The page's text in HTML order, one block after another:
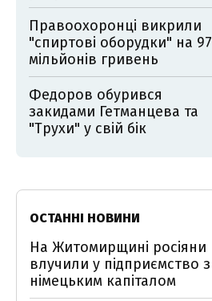
Правоохоронці викрили
"спиртові оборудки" на 97
мільйонів гривень
Федоров обурився
закидами Гетманцева та
"Трухи" у свій бік
ОСТАННІ НОВИНИ
На Житомирщині росіяни
влучили у підприємство з
німецьким капіталом